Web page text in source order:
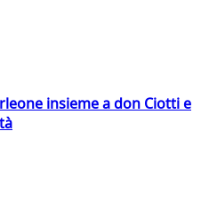
insieme a don Ciotti e